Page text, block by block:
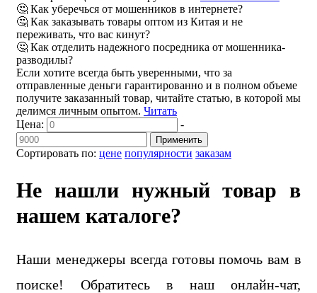
🤔 Как уберечься от мошенников в интернете?
🤔 Как заказывать товары оптом из Китая и не
переживать, что вас кинут?
🤔 Как отделить надежного посредника от мошенника-
разводилы?
Если хотите всегда быть уверенными, что за
отправленные деньги гарантированно и в полном объеме
получите заказанный товар, читайте статью, в которой мы
делимся личным опытом. Читать
Сортировать по: цене популярности заказам
Цена: -
Применить
Не нашли нужный товар в
нашем каталоге?
Наши менеджеры всегда готовы помочь вам в
поиске! Обратитесь в наш онлайн-чат,